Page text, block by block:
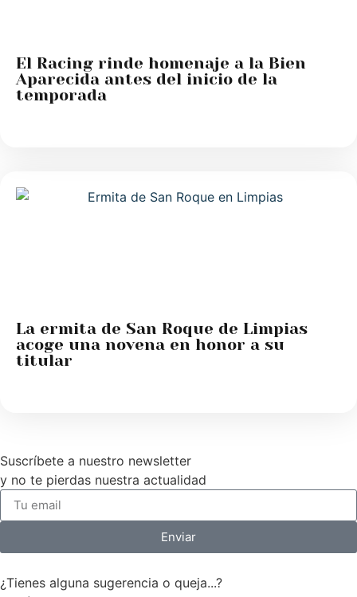
El Racing rinde homenaje a la Bien
Aparecida antes del inicio de la
temporada
La ermita de San Roque de Limpias
acoge una novena en honor a su
titular
Suscríbete a nuestro newsletter
y no te pierdas nuestra actualidad
Enviar
¿Tienes alguna sugerencia o queja...?